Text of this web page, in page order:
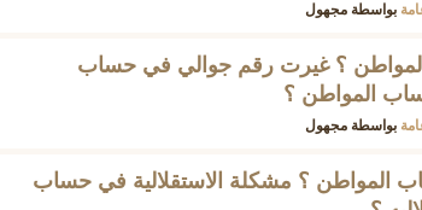
بواسطة مجهول
؟ غيرت رقم جوالي في حساب
المواطن ؟
بواسطة مجهول
المواطن ؟ مشكلة الاستقلالية في حساب